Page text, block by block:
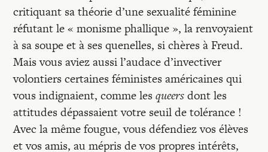
critiquant sa théorie d’une sexualité féminine
réfutant le « monisme phallique », la renvoyaient
à sa soupe et à ses quenelles, si chères à Freud.
Mais vous aviez aussi l’audace d’invectiver
volontiers certaines féministes américaines qui
vous indignaient, comme lesqueersdont les
attitudes dépassaient votre seuil de tolérance !
Avec la même fougue, vous défendiez vos élèves
et vos amis, au mépris de vos propres intérêts,